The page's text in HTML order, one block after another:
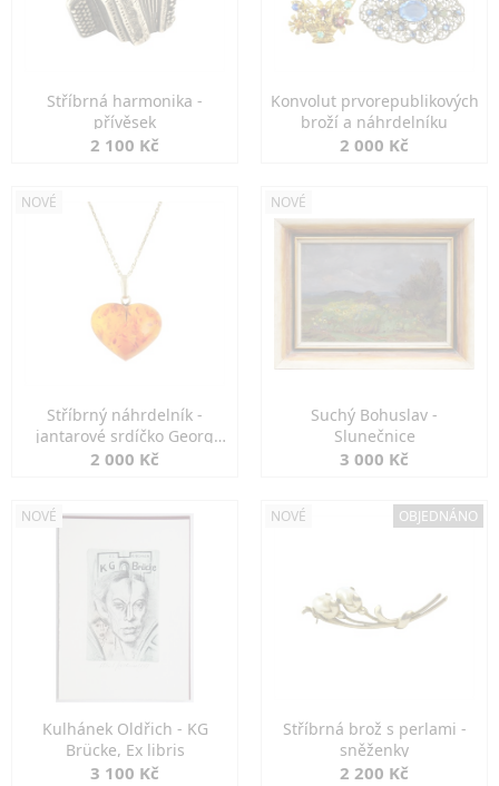
Stříbrná harmonika -
přívěsek
2 100 Kč
Konvolut prvorepublikových
broží a náhrdelníku
2 000 Kč
NOVÉ
Stříbrný náhrdelník -
jantarové srdíčko Georg
Kramer
2 000 Kč
NOVÉ
Suchý Bohuslav -
Slunečnice
3 000 Kč
NOVÉ
Kulhánek Oldřich - KG
Brücke, Ex libris
3 100 Kč
NOVÉ OBJEDNÁNO
Stříbrná brož s perlami -
sněženky
2 200 Kč